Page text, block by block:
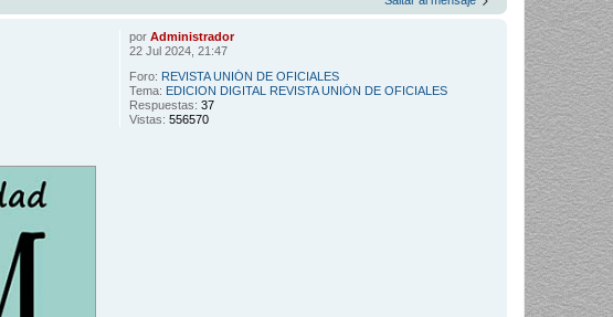
porAdministrador
22 Jul 2024, 21:47
Foro: REVISTA UNIÓN DE OFICIALES
Tema: EDICION DIGITAL REVISTA UNIÓN DE OFICIALES
Respuestas:37
Vistas:556570